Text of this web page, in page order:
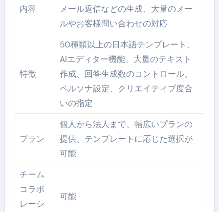
内容
メール返信などの生成、大量のメー
ルやお客様問い合わせの対応
特徴
50種類以上の日本語テンプレート、
AIエディター機能、大量のテキスト
作成、回答生成数のコントロール、
ペルソナ設定、クリエイティブ度合
いの指定
プラン
個人から法人まで、幅広いプランの
提供、テンプレートに応じた選択が
可能
チーム
コラボ
レーシ
可能